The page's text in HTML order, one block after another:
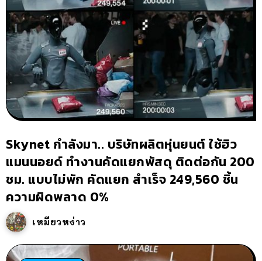
Skynet กำลังมา.. บริษัทผลิตหุ่นยนต์ ใช้ฮิว
แมนนอยด์ ทำงานคัดแยกพัสดุ ติดต่อกัน 200
ชม. แบบไม่พัก คัดแยก สำเร็จ 249,560 ชิ้น
ความผิดพลาด 0%
เหมียวหง่าว